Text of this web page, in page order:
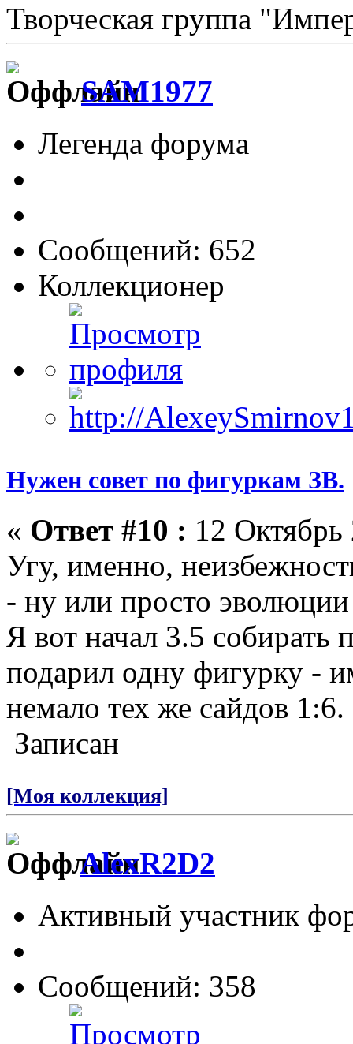
Творческая группа
SAM1977
Легенда форума
Сообщений: 652
Коллекционер
Нужен совет по фигуркам ЗВ.
« Ответ #10 : 12
Угу, именно,
- ну или просто
Я вот начал 3.5 собирать
подарил одну фигурку -
немало тех же сайдов 1:6.
Записан
[Моя коллекция]
AlexR2D2
Активный участник
Сообщений: 358